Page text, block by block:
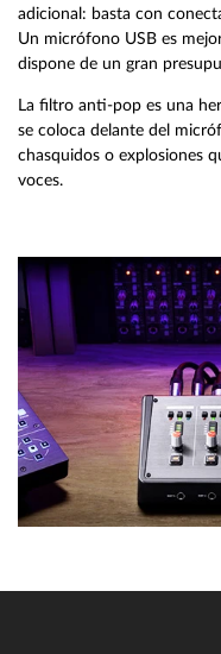
adicional: basta con
Un micrófono USB es
dispone de un gran
La filtro anti-pop es una
se coloca delante del
chasquidos o explosiones
voces.